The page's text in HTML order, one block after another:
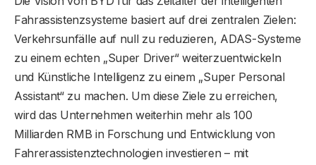
Fahrassistenzsysteme basiert auf drei zentralen Zielen:
Verkehrsunfälle auf null zu reduzieren, ADAS-Systeme
zu einem echten „Super Driver“ weiterzuentwickeln
und Künstliche Intelligenz zu einem „Super Personal
Assistant“ zu machen. Um diese Ziele zu erreichen,
wird das Unternehmen weiterhin mehr als 100
Milliarden RMB in Forschung und Entwicklung von
Fahrerassistenztechnologien investieren – mit